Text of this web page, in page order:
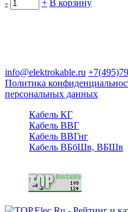
-
+ В корзину
info@elektrokable.ru
Политика
персональных данных
Кабель КГ
Кабель ВВГ
Кабель ВВГнг
Кабель ВБбШв, ВБШв